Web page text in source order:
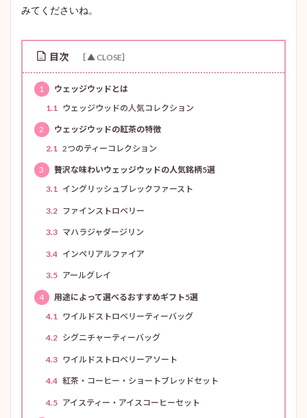
みてくださいね。
目次
1
ウェッジウッドとは
1.1
ウェッジウッドの人気コレクション
2
ウェッジウッドの紅茶の特徴
2.1 2つのティーコレクション
3
贅沢な味わいウェッジウッドの人気銘柄5選
3.1
イングリッシュブレックファースト
3.2 ファインストロベリー
3.3 マハラジャダージリン
3.4 インペリアルファイア
3.5 アールグレイ
4
用途によって選べるおすすめギフト5選
4.1
ワイルドストロベリーティーバッグ
4.2 シグニチャーティーバッグ
4.3 ワイルドストロベリーアソート
4.4 紅茶・コーヒー・ショートブレッドセット
4.5 アイスティー・アイスコーヒーセット